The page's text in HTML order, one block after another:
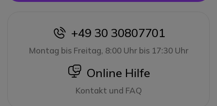
icon
+49 30 30807701
Montag bis Freitag, 8:00 Uhr bis 17:30 Uhr
icon
Online Hilfe
Kontakt und FAQ